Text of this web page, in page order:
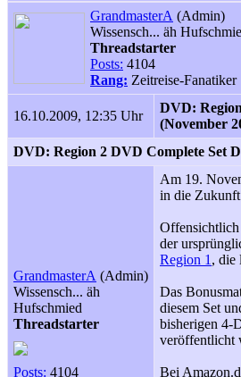
GrandmasterA (Admin)
Wissensch... äh
Threadstarter
Posts: 4104
Rang: Zeitreise-Fanatiker
16.10.2009, 12:35 Uhr
DVD:
(November
DVD: Region 2 DVD Complete Set
GrandmasterA (Admin)
Wissensch... äh
Hufschmied
Threadstarter
Posts: 4104
Am 19.
in die
Offensichtlich
der
Region 1 , die
Das
diesem Set
bisherigen 4-
veröffentlicht
Bei